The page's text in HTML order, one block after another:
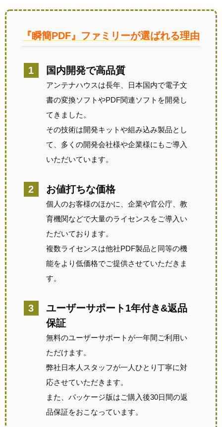
『瞬簡PDF』ファミリーが選ばれる理由
国内開発で高品質
アンテナハウスは長年、日本国内で電子文
書の変換ソフトやPDF関連ソフトを開発し
てきました。
その技術は開発キットや組み込み製品とし
て、多くの開発会社様や企業様にもご導入
いただいています。
お値打ちな価格
個人のお客様のほかに、企業や官公庁、教
育機関などで大量のライセンスをご導入い
ただいております。
複数ライセンスは他社PDF製品と同等の機
能をより低価格でご提供させていただきま
す。
ユーザーサポート1年付き&返品
保証
無料のユーザーサポートが一年間ご利用い
ただけます。
弊社日本人スタッフが一人ひとり丁寧に対
応させていただきます。
また、パッケージ版はご購入後30日間の返
品保証をおこなっています。